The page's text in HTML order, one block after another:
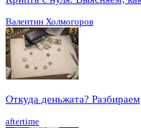
Валентин Холмогоров
Откуда деньжата?
aftertime